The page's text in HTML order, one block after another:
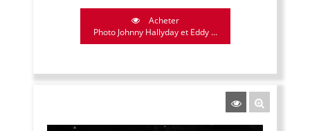
Acheter
Photo Johnny Hallyday et Eddy ...